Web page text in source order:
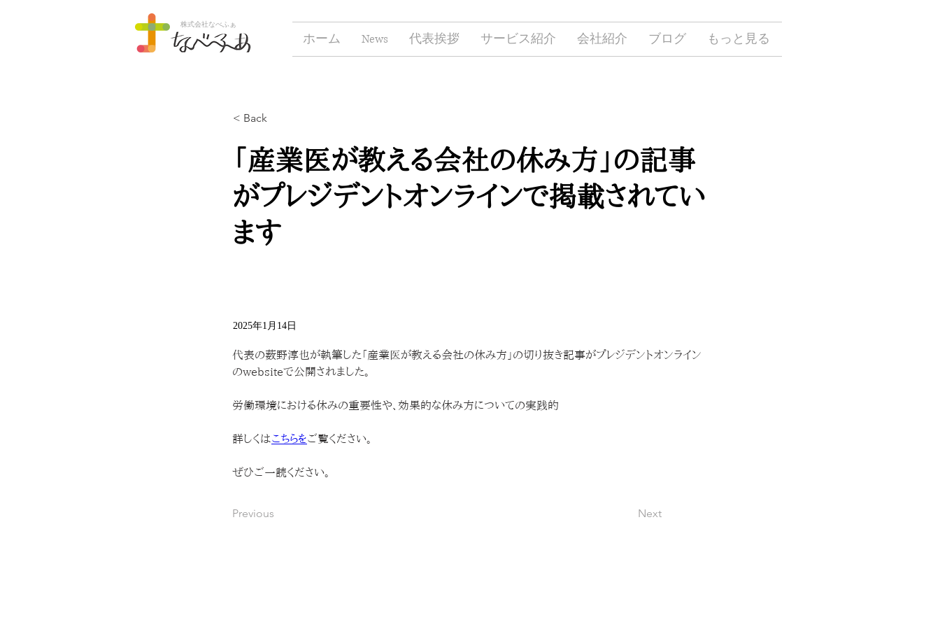
株式会社なべふぁ
ホーム News 代表挨拶 サービス紹介 会社紹介 ブログ もっと見る
< Back
「産業医が教える会社の休み方」の記事
がプレジデントオンラインで掲載されてい
ます
2025年1月14日
代表の薮野淳也が執筆した「産業医が教える会社の休み方」の切り抜き記事がプレジデントオンライン
のwebsiteで公開されました。
労働環境における休みの重要性や、効果的な休み方についての実践的
詳しくはこちらをご覧ください。
ぜひご一読ください。
Previous Next